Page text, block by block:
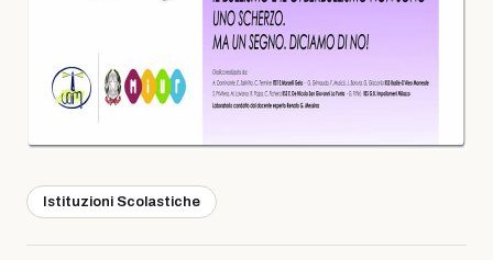
Istituzioni Scolastiche